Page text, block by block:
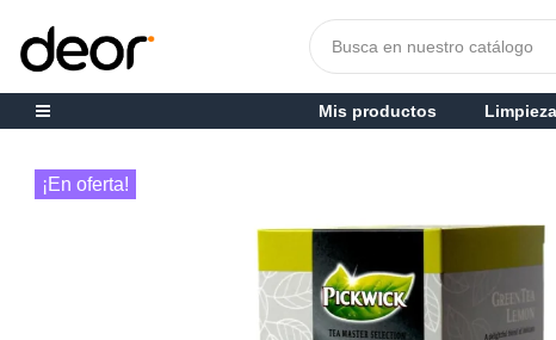
Mis productos
¡En oferta!